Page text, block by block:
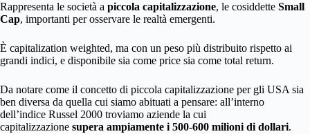
Rappresenta le società a piccola capitalizzazione, le cosiddette Small
Cap, importanti per osservare le realtà emergenti.
È capitalization weighted, ma con un peso più distribuito rispetto ai
grandi indici, e disponibile sia come price sia come total return.
Da notare come il concetto di piccola capitalizzazione per gli USA sia
ben diversa da quella cui siamo abituati a pensare: all’interno
dell’indice Russel 2000 troviamo aziende la cui
capitalizzazione supera ampiamente i 500-600 milioni di dollari.